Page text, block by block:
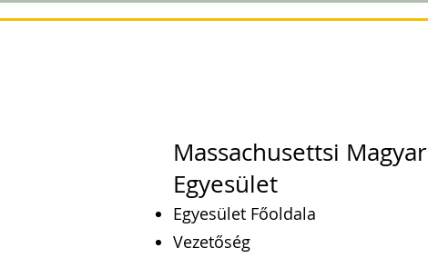
Massachusettsi Magyar
Egyesület
Egyesület Főoldala
Vezetőség